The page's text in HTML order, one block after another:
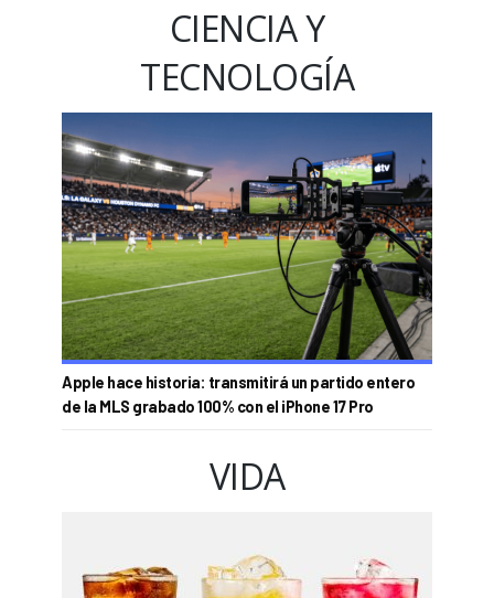
CIENCIA Y
TECNOLOGÍA
Apple hace historia: transmitirá un partido entero
de la MLS grabado 100% con el iPhone 17 Pro
VIDA